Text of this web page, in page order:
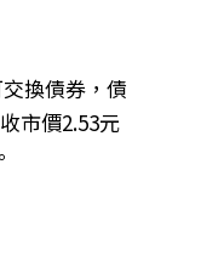
換債券，債
市價2.53元